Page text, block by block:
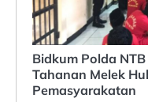
Bidkum Polda
Tahanan Melek
Pemasyarakatan